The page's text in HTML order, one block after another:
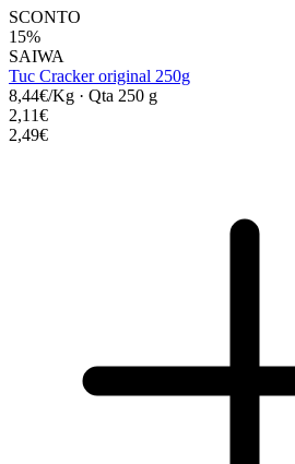
SCONTO
15%
SAIWA
Tuc Cracker original 250g
8,44€/Kg · Qta 250 g
2,11€
2,49€